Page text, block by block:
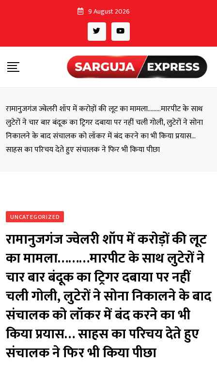
9 August 2026
रामानुजगंज ज्वेलरी शॉप में करोड़ों की लूट का मामला………मारपीट के साथ
लुटेरों ने चार बार बंदूक का ट्रिगर दबाया पर नहीं चली गोली, लुटेरों ने सोना
निकालने के बाद संचालक को लॉकर में बंद करने का भी किया प्रयास…
साहस का परिचय देते हुए संचालक ने फिर भी किया पीछा
UNCATEGORIZED
रामानुजगंज ज्वेलरी शॉप में करोड़ों की लूट
का मामला………मारपीट के साथ लुटेरों ने
चार बार बंदूक का ट्रिगर दबाया पर नहीं
चली गोली, लुटेरों ने सोना निकालने के बाद
संचालक को लॉकर में बंद करने का भी
किया प्रयास… साहस का परिचय देते हुए
संचालक ने फिर भी किया पीछा